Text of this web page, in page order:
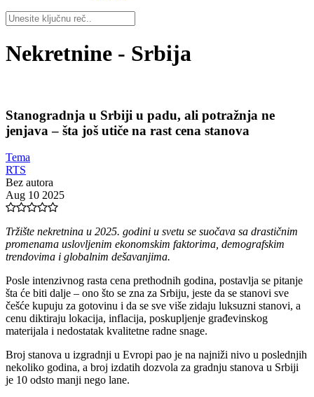
Nekretnine - Srbija
Stanogradnja u Srbiji u padu, ali potražnja ne
jenjava – šta još utiče na rast cena stanova
Tema
RTS
Bez autora
Aug 10 2025
Tržište nekretnina u 2025. godini u svetu se suočava sa drastičnim
promenama uslovljenim ekonomskim faktorima, demografskim
trendovima i globalnim dešavanjima.
Posle intenzivnog rasta cena prethodnih godina, postavlja se pitanje
šta će biti dalje – ono što se zna za Srbiju, jeste da se stanovi sve
češće kupuju za gotovinu i da se sve više zidaju luksuzni stanovi, a
cenu diktiraju lokacija, inflacija, poskupljenje građevinskog
materijala i nedostatak kvalitetne radne snage.
Broj stanova u izgradnji u Evropi pao je na najniži nivo u poslednjih
nekoliko godina, a broj izdatih dozvola za gradnju stanova u Srbiji
je 10 odsto manji nego lane.